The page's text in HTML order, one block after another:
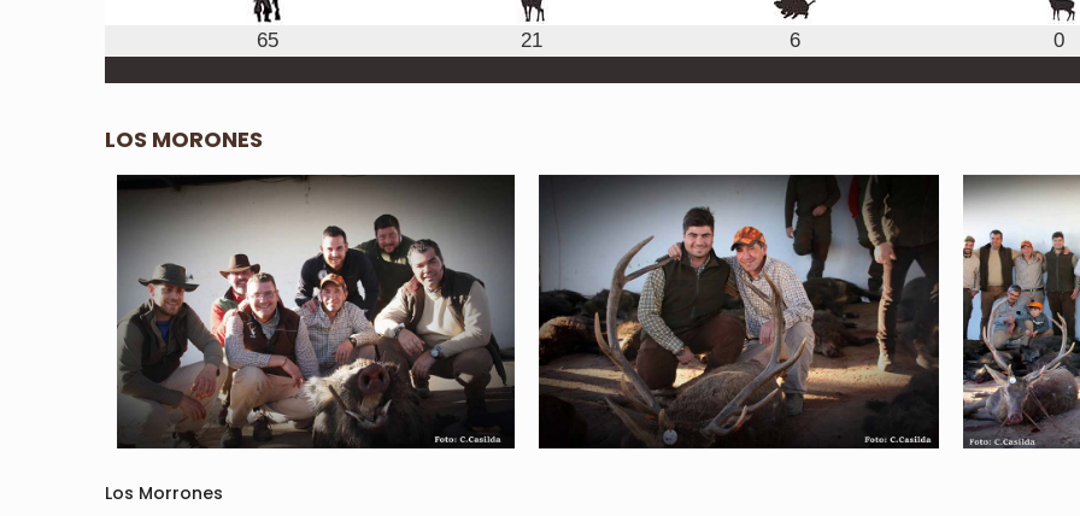
65 21 6 0
LOS MORONES
Los Morrones